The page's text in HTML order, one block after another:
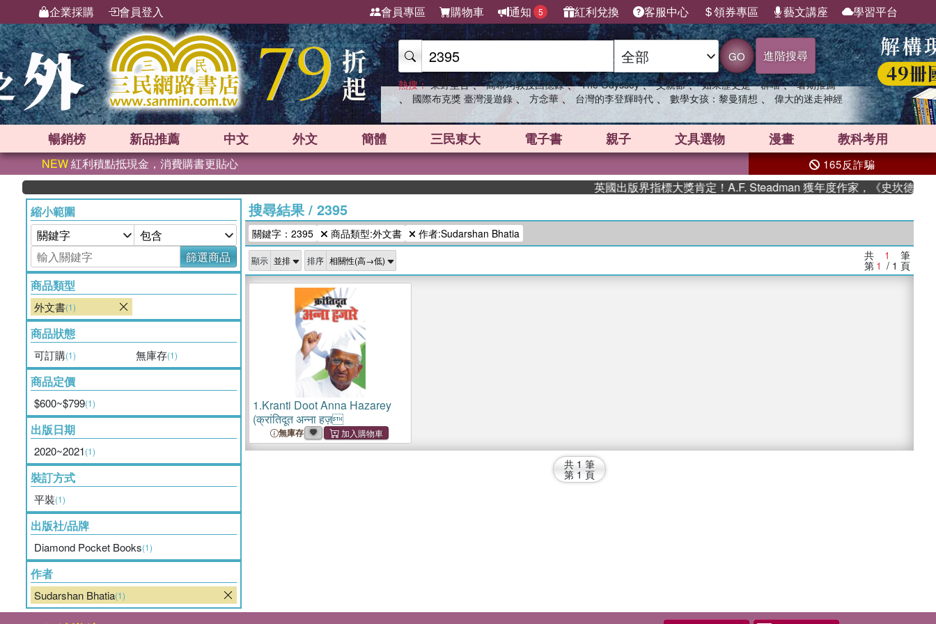
企業採購 會員登入 會員專區 購物車 通知 5 紅利兌換 客服中心 領券專區 藝文講座 學習平台
GO 進階搜尋
熱搜： 東野圭吾 、 高希均教授回憶錄 、 The Odyssey 、 父親節 、 如果歷史是一群喵 、 暑期推薦
、 國際布克獎 臺灣漫遊錄 、 方念華 、 台灣的李登輝時代 、 數學女孩：黎曼猜想 、 偉大的迷走神經
暢銷榜 新品推薦 中文 外文 簡體 三民東大 電子書 親子 文具選物 漫畫 教科考用
NEW紅利積點抵現金，消費購書更貼心 165反詐騙
英國出版界指標大獎肯定！A.F. Steadman 獲年度作家，《史坎德》系
縮小範圍
篩選商品
商品類型
外文書(1)
商品狀態
可訂購(1) 無庫存(1)
商品定價
$600~$799(1)
出版日期
2020~2021(1)
裝訂方式
平裝(1)
出版社/品牌
Diamond Pocket Books(1)
作者
Sudarshan Bhatia(1)
搜尋結果/ 2395
關鍵字：2395 商品類型:外文書 作者:Sudarshan Bhatia
顯示 排序 共 1 筆
第 1 / 1 頁
1.Kranti Doot Anna Hazarey
(क्रांतिदूत अन्ना हज़
無庫存
共 1 筆
第 1 頁